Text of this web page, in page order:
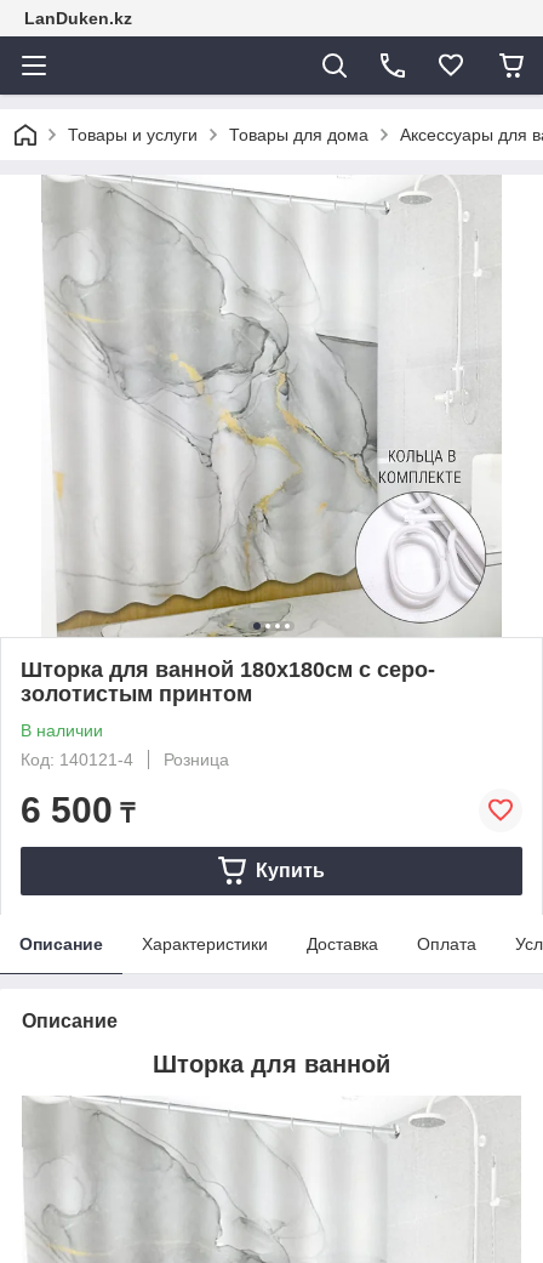
LanDuken.kz
Товары и услуги Товары для дома Аксессуары для
Шторка для ванной 180х180см с серо-
золотистым принтом
В наличии
Код: 140121-4
Розница
6 500 ₸
Купить
Описание Характеристики Доставка Оплата
Описание
Шторка для ванной